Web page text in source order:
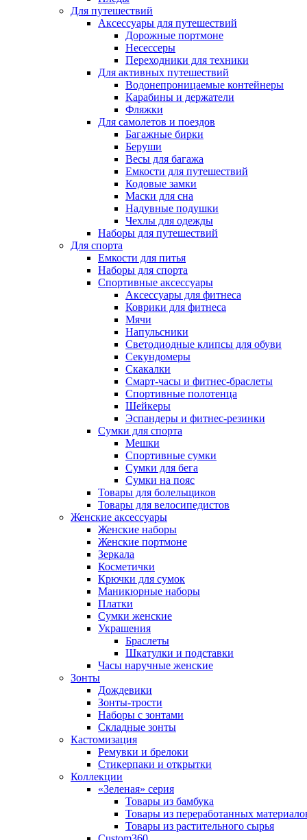
Для путешествий
Аксессуары для путешествий
Дорожные портмоне
Несессеры
Переходники для техники
Для активных путешествий
Водонепроницаемые контейнеры
Карабины и держатели
Фляжки
Для самолетов и поездов
Багажные бирки
Беруши
Весы для багажа
Емкости для путешествий
Кодовые замки
Маски для сна
Надувные подушки
Чехлы для одежды
Наборы для путешествий
Для спорта
Емкости для питья
Наборы для спорта
Спортивные аксессуары
Аксессуары для фитнеса
Коврики для фитнеса
Мячи
Напульсники
Светодиодные клипсы для обуви
Секундомеры
Скакалки
Смарт-часы и фитнес-браслеты
Спортивные полотенца
Шейкеры
Эспандеры и фитнес-резинки
Сумки для спорта
Мешки
Спортивные сумки
Сумки для бега
Сумки на пояс
Товары для болельщиков
Товары для велосипедистов
Женские аксессуары
Женские наборы
Женские портмоне
Зеркала
Косметички
Крючки для сумок
Маникюрные наборы
Платки
Сумки женские
Украшения
Браслеты
Шкатулки и подставки
Часы наручные женские
Зонты
Дождевики
Зонты-трости
Наборы с зонтами
Складные зонты
Кастомизация
Ремувки и брелоки
Стикерпаки и открытки
Коллекции
«Зеленая» серия
Товары из бамбука
Товары из переработанных
Товары из растительного сырья